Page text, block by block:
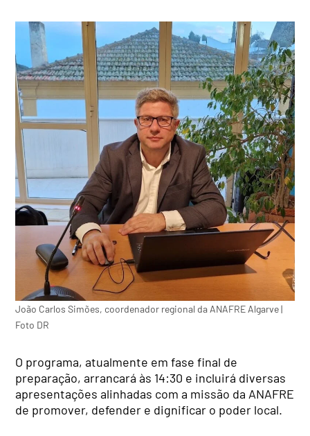
João Carlos Simões, coordenador regional da ANAFRE Algarve |
Foto DR
O programa, atualmente em fase final de
preparação, arrancará às 14:30 e incluirá diversas
apresentações alinhadas com a missão da ANAFRE
de promover, defender e dignificar o poder local.